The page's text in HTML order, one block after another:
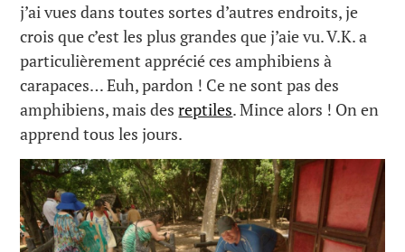
j’ai vues dans toutes sortes d’autres endroits, je
crois que c’est les plus grandes que j’aie vu. V.K. a
particulièrement apprécié ces amphibiens à
carapaces… Euh, pardon ! Ce ne sont pas des
amphibiens, mais desreptiles. Mince alors ! On en
apprend tous les jours.